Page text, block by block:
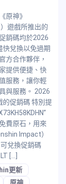
原神》
遊戲所推出的
銷碼均於2026
快兌換以免過期
方合作夥伴，
提供便捷、快
服務，讓你輕
與服務。 2026
的促銷碼 特別提
費原石，用來
Impact）
兌換促銷碼
[…]
更新